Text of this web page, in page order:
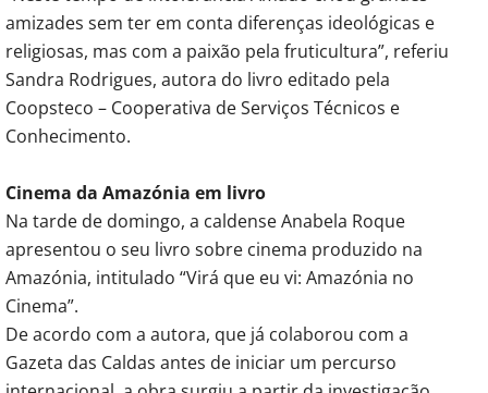
amizades sem ter em conta diferenças ideológicas e
religiosas, mas com a paixão pela fruticultura”, referiu
Sandra Rodrigues, autora do livro editado pela
Coopsteco – Cooperativa de Serviços Técnicos e
Conhecimento.
Cinema da Amazónia em livro
Na tarde de domingo, a caldense Anabela Roque
apresentou o seu livro sobre cinema produzido na
Amazónia, intitulado “Virá que eu vi: Amazónia no
Cinema”.
De acordo com a autora, que já colaborou com a
Gazeta das Caldas antes de iniciar um percurso